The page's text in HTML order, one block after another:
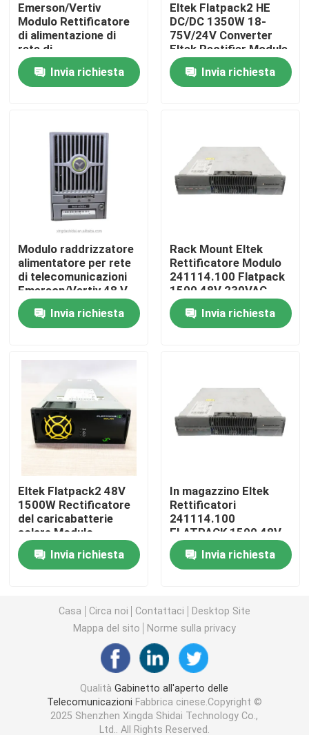
Casa
Prodotti
Chi siamo
Fatory Tour
Controllo di qualità
Contattaci
Richiedere un preventivo
Governo dell'attrezzatura di telecomunicazioni
Capo del server di rete
Sistemi di alimentazione elettrica a corrente continua
Modulo rettificatore
Rettificatore a corrente continua da 48 V
Flatpack2 ha integrato la centrale elettrica
Emerson/Vertiv
Modulo Rettificatore
di alimentazione di
rete di
telecomunicazione a
corrente continua a
48 V R48-4300E3A
Invia richiesta
Eltek Flatpack2 HE
DC/DC 1350W 18-
75V/24V Converter
Eltek Rectifier Module
FP2 24V 48V
alimentazione
continua
Invia richiesta
Modulo raddrizzatore
alimentatore per rete
di telecomunicazioni
Emerson/Vertiv 48 V
CC 4000 W R48-
4000e R48-4000
Invia richiesta
Rack Mount Eltek
Rettificatore Modulo
241114.100 Flatpack
1500 48V 230VAC
Rettificatori Modulo di
Potenza Telecom
Invia richiesta
Eltek Flatpack2 48V
1500W Rectificatore
del caricabatterie
solare Modulo
241115.650 48v
alimentazione
Flatpack2 48/1500 HE
Invia richiesta
In magazzino Eltek
Rettificatori
241114.100
FLATPACK 1500 48V
230VAC Modulo
Rettificatore numero
di parte 241114.301
Invia richiesta
Casa Circa noi Contattaci
Desktop Site
Mappa del sito
Norme sulla privacy
QualitàGabinetto all'aperto delle
Telecomunicazioni Fabbrica cinese.Copyright ©
2025 Shenzhen Xingda Shidai Technology Co.,
Ltd.. All Rights Reserved.